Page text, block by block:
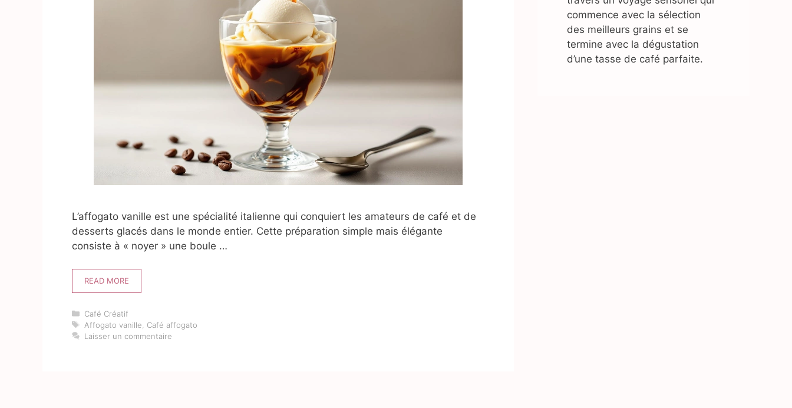
L’affogato vanille est une spécialité italienne qui conquiert les amateurs de café et de
desserts glacés dans le monde entier. Cette préparation simple mais élégante
consiste à « noyer » une boule …
READ MORE
Catégories
Café Créatif
Étiquettes
Affogato vanille
Café affogato
Laisser un commentaire
commence avec la sélection
des meilleurs grains et se
termine avec la dégustation
d’une tasse de café parfaite.